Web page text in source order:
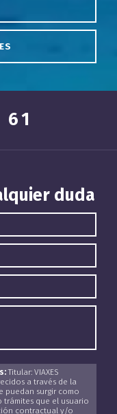
duda
Titular: VIAXES
a través de la
puedan surgir como
trámites que el usuario
contractual y/o